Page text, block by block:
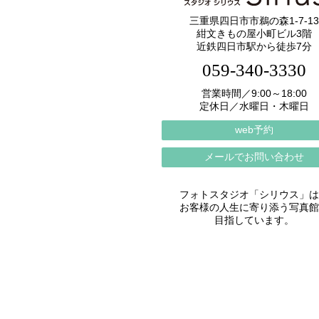
三重県四日市市鵜の森1-7-13
紺文きもの屋小町ビル3階
近鉄四日市駅から徒歩7分
059-340-3330
営業時間／9:00～18:00
定休日／水曜日・木曜日
web予約
メールでお問い合わせ
フォトスタジオ「シリウス」
お客様の人生に寄り添う写真
目指しています。